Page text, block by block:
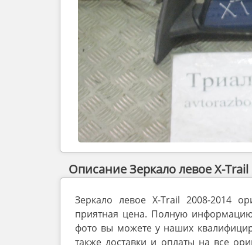
Описание Зеркало левое X-Trail
Зеркало левое X-Trail 2008-2014
приятная цена. Полную
фото вы можете у наших
также доставки и оплаты на все